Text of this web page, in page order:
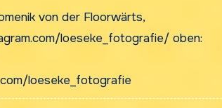
von der Floorwärts,
loeseke_fotografie/ oben:
loeseke_fotografie